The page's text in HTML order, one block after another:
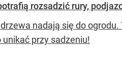
rozsadzić rury,
nadają się do
unikać przy sadzeniu!